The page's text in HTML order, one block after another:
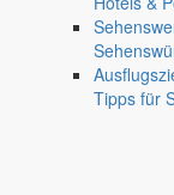
Tipps für
Jauernick-Buschbach